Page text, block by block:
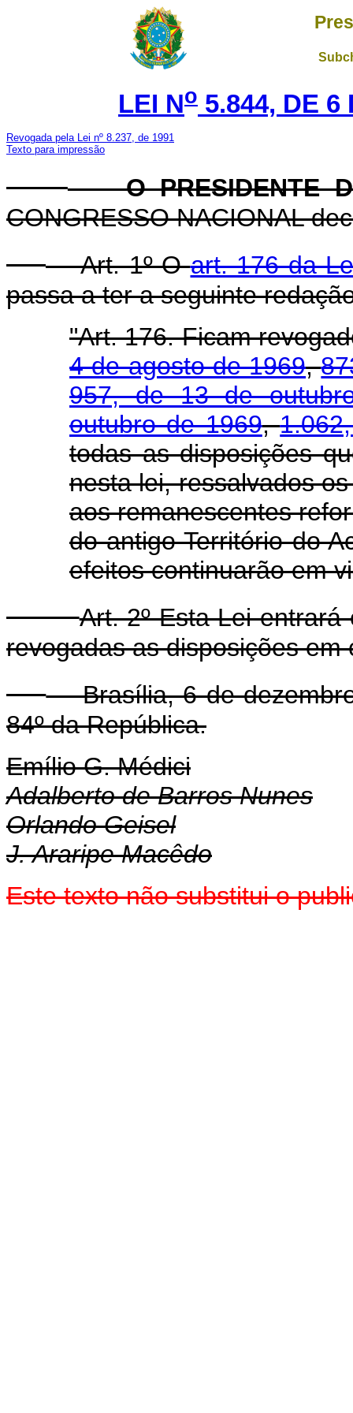
LEI No 5.844, DE 6
Revogada pela Lei nº 8.237, de 1991
Texto para impressão
O PRESIDENTE
CONGRESSO NACIONAL
Art. 1º Oart. 176 da
passa a ter a seguinte
"Art. 176. Ficam
4 de agosto de 1969,
957, de 13 de
outubro de 1969,
todas as disposições
nesta lei, ressalvados
aos remanescentes
do antigo Território do
efeitos continuarão em
Art. 2º Esta Lei
revogadas as disposições em
Brasília, 6 de dezembro
84º da República.
Emílio G. Médici
Adalberto de Barros Nunes
Orlando Geisel
J. Araripe Macêdo
Este texto não substitui o